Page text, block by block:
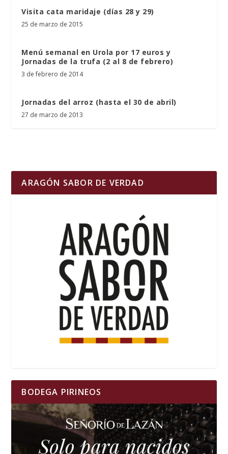
Visita cata maridaje (días 28 y 29)
25 de marzo de 2015
Menú semanal en Urola por 17 euros y
Jornadas de la trufa (2 al 8 de febrero)
3 de febrero de 2014
Jornadas del arroz (hasta el 30 de abril)
27 de marzo de 2013
ARAGÓN SABOR DE VERDAD
BODEGA PIRINEOS